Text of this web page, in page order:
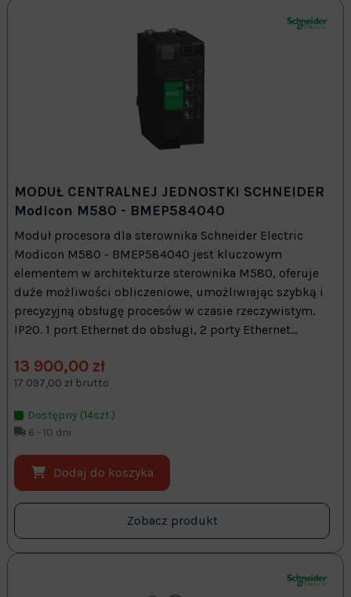
MODUŁ CENTRALNEJ JEDNOSTKI SCHNEIDER
Modicon M580 - BMEP584040
Moduł procesora dla sterownika Schneider Electric
Modicon M580 - BMEP584040 jest kluczowym
elementem w architekturze sterownika M580, oferuje
duże możliwości obliczeniowe, umożliwiając szybką i
precyzyjną obsługę procesów w czasie rzeczywistym.
IP20. 1 port Ethernet do obsługi, 2 porty Ethernet...
13 900,00 zł
17 097,00 zł brutto
Dostępny (14szt.)
6 - 10 dni
Dodaj do koszyka
Zobacz produkt